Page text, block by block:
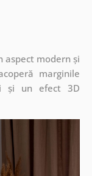
modern și
marginile
și un efect 3D